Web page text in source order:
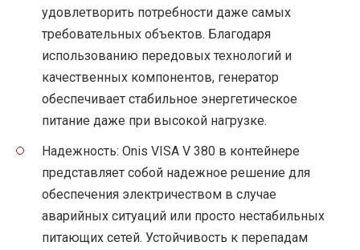
удовлетворить потребности даже самых
требовательных объектов. Благодаря
использованию передовых технологий и
качественных компонентов, генератор
обеспечивает стабильное энергетическое
питание даже при высокой нагрузке.
Надежность: Onis VISA V 380 в контейнере
представляет собой надежное решение для
обеспечения электричеством в случае
аварийных ситуаций или просто нестабильных
питающих сетей. Устойчивость к перепадам